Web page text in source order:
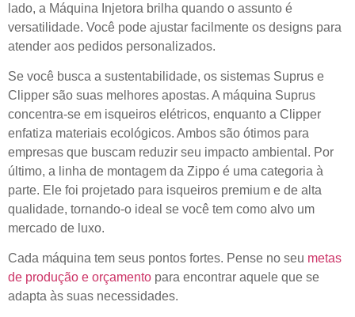
lado, a Máquina Injetora brilha quando o assunto é
versatilidade. Você pode ajustar facilmente os designs para
atender aos pedidos personalizados.
Se você busca a sustentabilidade, os sistemas Suprus e
Clipper são suas melhores apostas. A máquina Suprus
concentra-se em isqueiros elétricos, enquanto a Clipper
enfatiza materiais ecológicos. Ambos são ótimos para
empresas que buscam reduzir seu impacto ambiental. Por
último, a linha de montagem da Zippo é uma categoria à
parte. Ele foi projetado para isqueiros premium e de alta
qualidade, tornando-o ideal se você tem como alvo um
mercado de luxo.
Cada máquina tem seus pontos fortes. Pense no seu metas
de produção e orçamento para encontrar aquele que se
adapta às suas necessidades.